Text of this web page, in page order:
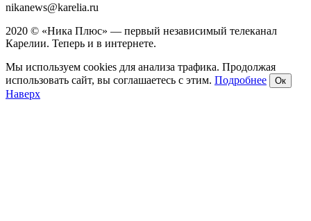
nikanews@karelia.ru
2020 © «Ника Плюс» — первый независимый телеканал
Карелии. Теперь и в интернете.
Мы используем cookies для анализа трафика. Продолжая
использовать сайт, вы соглашаетесь с этим. Подробнее Ок
Наверх